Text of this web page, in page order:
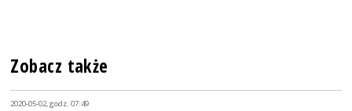
Zobacz także
2020-05-02, godz. 07:49